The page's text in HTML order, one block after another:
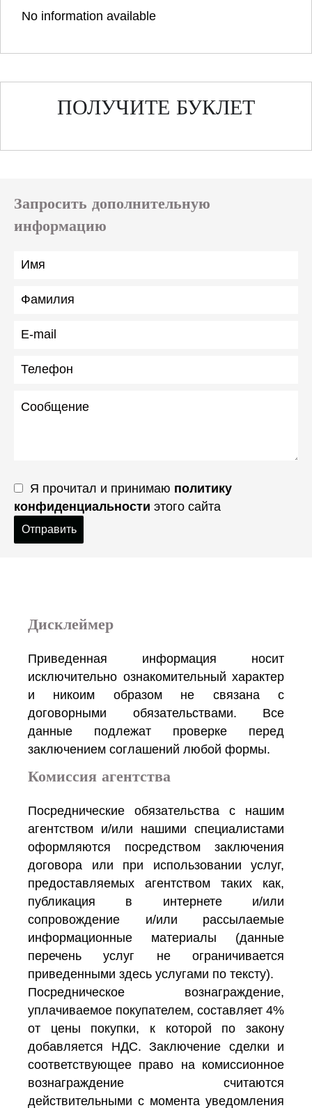
No information available
ПОЛУЧИТЕ БУКЛЕТ
Запросить дополнительную
информацию
Я прочитал и принимаю политику
конфиденциальности этого сайта
Отправить
Дисклеймер
Приведенная информация носит
исключительно ознакомительный характер
и никоим образом не связана с
договорными обязательствами. Все
данные подлежат проверке перед
заключением соглашений любой формы.
Комиссия агентства
Посреднические обязательства с нашим
агентством и/или нашими специалистами
оформляются посредством заключения
договора или при использовании услуг,
предоставляемых агентством таких как,
публикация в интернете и/или
сопровождение и/или рассылаемые
информационные материалы (данные
перечень услуг не ограничивается
приведенными здесь услугами по тексту).
Посредническое вознаграждение,
уплачиваемое покупателем, составляет 4%
от цены покупки, к которой по закону
добавляется НДС. Заключение сделки и
соответствующее право на комиссионное
вознаграждение считаются
действительными с момента уведомления